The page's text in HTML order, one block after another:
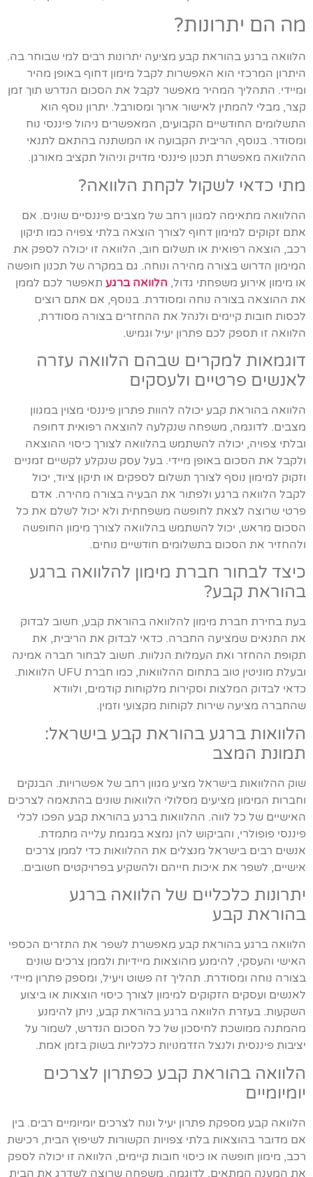
מה הם יתרונות?
הלוואה ברגע בהוראת קבע מציעה יתרונות רבים למי שבוחר בה.
היתרון המרכזי הוא האפשרות לקבל מימון דחוף באופן מהיר
ומיידי. התהליך המהיר מאפשר לקבל את הסכום הנדרש תוך זמן
קצר, מבלי להמתין לאישור ארוך ומסורבל. יתרון נוסף הוא
התשלומים החודשיים הקבועים, המאפשרים ניהול פיננסי נוח
ומסודר. בנוסף, הריבית הקבועה או המשתנה בהתאם לתנאי
ההלוואה מאפשרת תכנון פיננסי מדויק וניהול תקציב מאורגן.
מתי כדאי לשקול לקחת הלוואה?
ההלוואה מתאימה למגוון רחב של מצבים פיננסיים שונים. אם
אתם זקוקים למימון דחוף לצורך הוצאה בלתי צפויה כמו תיקון
רכב, הוצאה רפואית או תשלום חוב, הלוואה זו יכולה לספק את
המימון הדרוש בצורה מהירה ונוחה. גם במקרה של תכנון חופשה
או מימון אירוע משפחתי גדול, הלוואה ברגע תאפשר לכם לממן
את ההוצאה בצורה נוחה ומסודרת. בנוסף, אם אתם רוצים
לכסות חובות קיימים ולנהל את ההחזרים בצורה מסודרת,
הלוואה זו תספק לכם פתרון יעיל וגמיש.
דוגמאות למקרים שבהם הלוואה עזרה
לאנשים פרטיים ולעסקים
הלוואה בהוראת קבע יכולה להוות פתרון פיננסי מצוין במגוון
מצבים. לדוגמה, משפחה שנקלעה להוצאה רפואית דחופה
ובלתי צפויה, יכולה להשתמש בהלוואה לצורך כיסוי ההוצאה
ולקבל את הסכום באופן מיידי. בעל עסק שנקלע לקשיים זמניים
וזקוק למימון נוסף לצורך תשלום לספקים או תיקון ציוד, יכול
לקבל הלוואה ברגע ולפתור את הבעיה בצורה מהירה. אדם
פרטי שרוצה לצאת לחופשה משפחתית ולא יכול לשלם את כל
הסכום מראש, יכול להשתמש בהלוואה לצורך מימון החופשה
ולהחזיר את הסכום בתשלומים חודשיים נוחים.
כיצד לבחור חברת מימון להלוואה ברגע
בהוראת קבע?
בעת בחירת חברת מימון להלוואה בהוראת קבע, חשוב לבדוק
את התנאים שמציעה החברה. כדאי לבדוק את הריבית, את
תקופת ההחזר ואת העמלות הנלוות. חשוב לבחור חברה אמינה
ובעלת מוניטין טוב בתחום ההלוואות, כמו חברת UFU הלוואות.
כדאי לבדוק המלצות וסקירות מלקוחות קודמים, ולוודא
שהחברה מציעה שירות לקוחות מקצועי וזמין.
הלוואות ברגע בהוראת קבע בישראל:
תמונת המצב
שוק ההלוואות בישראל מציע מגוון רחב של אפשרויות. הבנקים
וחברות המימון מציעים מסלולי הלוואות שונים בהתאמה לצרכים
האישיים של כל לווה. ההלוואות ברגע בהוראת קבע הפכו לכלי
פיננסי פופולרי, והביקוש להן נמצא במגמת עלייה מתמדת.
אנשים רבים בישראל מנצלים את ההלוואות כדי לממן צרכים
אישיים, לשפר את איכות חייהם ולהשקיע בפרויקטים חשובים.
יתרונות כלכליים של הלוואה ברגע
בהוראת קבע
הלוואה ברגע בהוראת קבע מאפשרת לשפר את התזרים הכספי
האישי והעסקי, להימנע מהוצאות מיידיות ולממן צרכים שונים
בצורה נוחה ומסודרת. תהליך זה פשוט ויעיל, ומספק פתרון מיידי
לאנשים ועסקים הזקוקים למימון לצורך כיסוי הוצאות או ביצוע
השקעות. בעזרת הלוואה ברגע בהוראת קבע, ניתן להימנע
מהמתנה ממושכת לחיסכון של כל הסכום הנדרש, לשמור על
יציבות פיננסית ולנצל הזדמנויות כלכליות בשוק בזמן אמת.
הלוואה בהוראת קבע כפתרון לצרכים
יומיומיים
הלוואה קבע מספקת פתרון יעיל ונוח לצרכים יומיומיים רבים. בין
אם מדובר בהוצאות בלתי צפויות הקשורות לשיפוץ הבית, רכישת
רכב, מימון חופשה או כיסוי חובות קיימים, הלוואה זו יכולה לספק
את המענה המתאים. לדוגמה, משפחה שרוצה לשדרג את הבית